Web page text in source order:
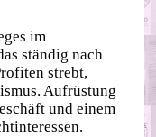
im
ständig nach
strebt,
Aufrüstung
und einem